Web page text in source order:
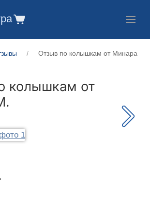
Отзыв по колышкам от Минара
колышкам от